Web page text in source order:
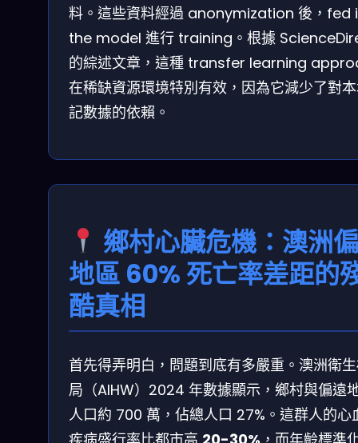
料。這些資料經過 anonymization 後，fed
the model 進行 training。根據
的綜述文章，這種 transfer learning
在稀缺資源環境特別有效，因為它減少了對
記數據的依賴。
鄉村心臟危機：澳洲
地區 60% 死亡率差距的
酷真相
首先得弄明白，問題到底有多嚴重。澳洲衛
局（AIHW）2024 年數據顯示，鄉村與偏遠
人口約 700 萬，佔總人口 27%。這群人的心